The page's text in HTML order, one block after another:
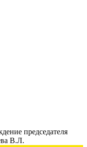
председателя
В.Л.